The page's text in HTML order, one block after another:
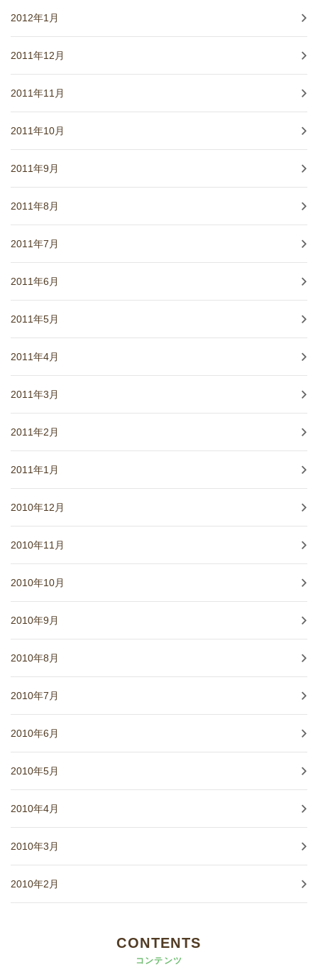
2012年1月
2011年12月
2011年11月
2011年10月
2011年9月
2011年8月
2011年7月
2011年6月
2011年5月
2011年4月
2011年3月
2011年2月
2011年1月
2010年12月
2010年11月
2010年10月
2010年9月
2010年8月
2010年7月
2010年6月
2010年5月
2010年4月
2010年3月
2010年2月
CONTENTS
コンテンツ